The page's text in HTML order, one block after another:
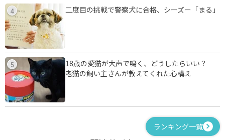
4 二度目の挑戦で警察犬に合格、シーズー「まる」
5
18歳の愛猫が大声で鳴く、どうしたらいい？
老猫の飼い主さんが教えてくれた心構え
ランキング一覧